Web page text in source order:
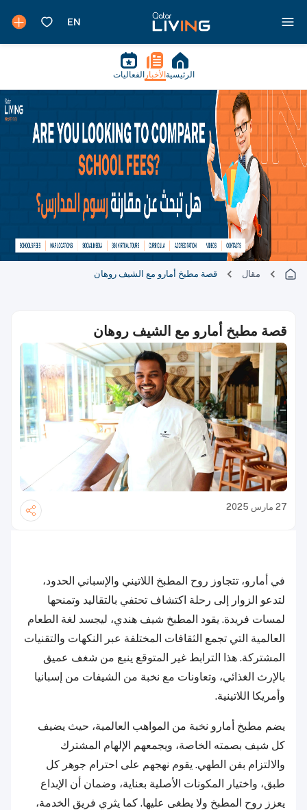
الرئيسية الأخبار الفعاليات
مقال قصة مطبخ أمارو مع الشيف روهان
قصة مطبخ أمارو مع الشيف روهان
27 مارس 2025
في أمارو، تتجاوز روح المطبخ اللاتيني والإسباني الحدود،
لتدعو الزوار إلى رحلة اكتشاف تحتفي بالتقاليد وتمنحها
لمسات فريدة. يقود المطبخ شيف هندي، ليجسد لغة الطعام
العالمية التي تجمع الثقافات المختلفة عبر النكهات والتقنيات
المشتركة. هذا الترابط غير المتوقع ينبع من شغف عميق
بالإرث الغذائي، وتعاونات مع نخبة من الشيفات من إسبانيا
وأمريكا اللاتينية.
يضم مطبخ أمارو نخبة من المواهب العالمية، حيث يضيف
كل شيف بصمته الخاصة، ويجمعهم الإلهام المشترك
والالتزام بفن الطهي. يقوم نهجهم على احترام جوهر كل
طبق، واختيار المكونات الأصلية بعناية، وضمان أن الإبداع
يعزز روح المطبخ ولا يطغى عليها. كما يثري فريق الخدمة،